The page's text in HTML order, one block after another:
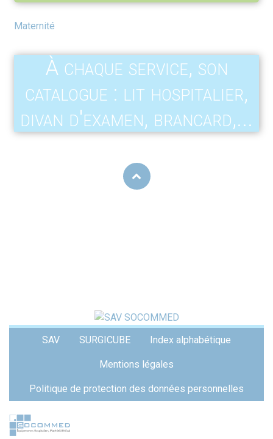
Maternité
À chaque service, son
catalogue : lit hospitalier,
divan d'examen, brancard,...
SAV SURGICUBE Index alphabétique
Mentions légales
Politique de protection des données personnelles